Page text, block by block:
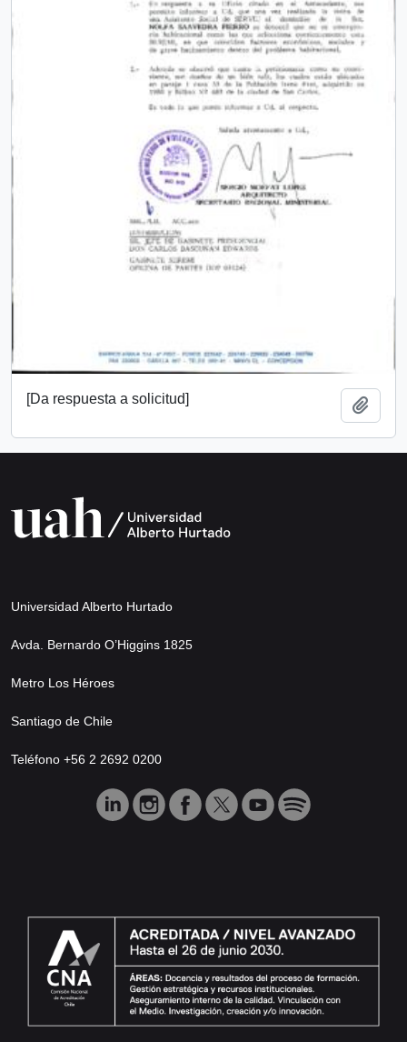
[Da respuesta a solicitud]
Universidad Alberto Hurtado
Avda. Bernardo O’Higgins 1825
Metro Los Héroes
Santiago de Chile
Teléfono +56 2 2692 0200